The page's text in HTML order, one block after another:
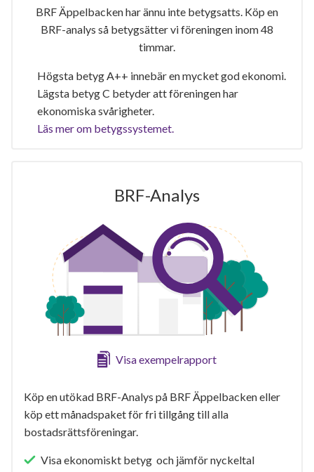
BRF Äppelbacken har ännu inte betygsatts. Köp en
BRF-analys så betygsätter vi föreningen inom 48
timmar.
Högsta betyg A++ innebär en mycket god ekonomi.
Lägsta betyg C betyder att föreningen har
ekonomiska svårigheter.
Läs mer om betygssystemet.
BRF-Analys
Visa exempelrapport
Köp en utökad BRF-Analys på BRF Äppelbacken eller
köp ett månadspaket för fri tillgång till alla
bostadsrättsföreningar.
Visa ekonomiskt betyg och jämför nyckeltal